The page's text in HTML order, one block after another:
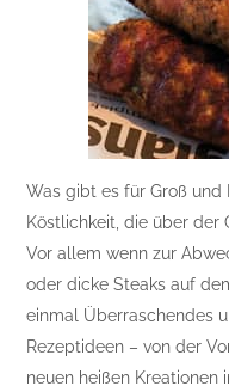
Was gibt es für Groß
Köstlichkeit, die über der
Vor allem wenn zur
oder dicke Steaks auf
einmal Überraschendes
Rezeptideen – von der
neuen heißen Kreationen